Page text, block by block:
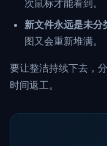
次鼠标才能看到。
新文件永远是未分
图又会重新堆满。
要让整洁持续下去，
时间返工。